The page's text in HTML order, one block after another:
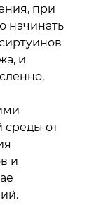
при
начинать
и
среды от
и